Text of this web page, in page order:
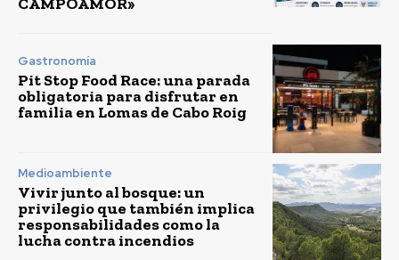
Gastronomía
Pit Stop Food Race: una parada
obligatoria para disfrutar en
familia en Lomas de Cabo Roig
Medioambiente
Vivir junto al bosque: un
privilegio que también implica
responsabilidades como la
lucha contra incendios